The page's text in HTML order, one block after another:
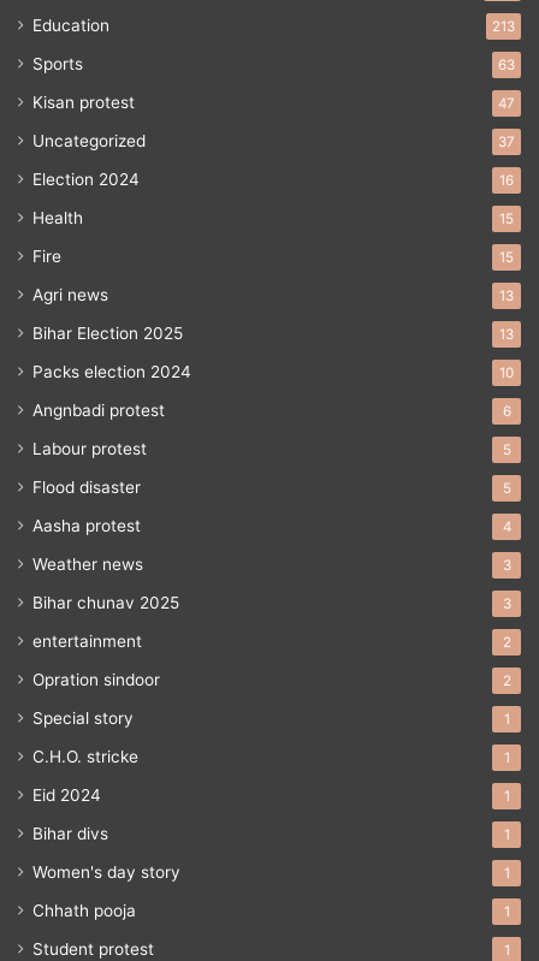
Education 213
Sports 63
Kisan protest 47
Uncategorized 37
Election 2024 16
Health 15
Fire 15
Agri news 13
Bihar Election 2025 13
Packs election 2024 10
Angnbadi protest 6
Labour protest 5
Flood disaster 5
Aasha protest 4
Weather news 3
Bihar chunav 2025 3
entertainment 2
Opration sindoor 2
Special story 1
C.H.O. stricke 1
Eid 2024 1
Bihar divs 1
Women's day story 1
Chhath pooja 1
Student protest 1